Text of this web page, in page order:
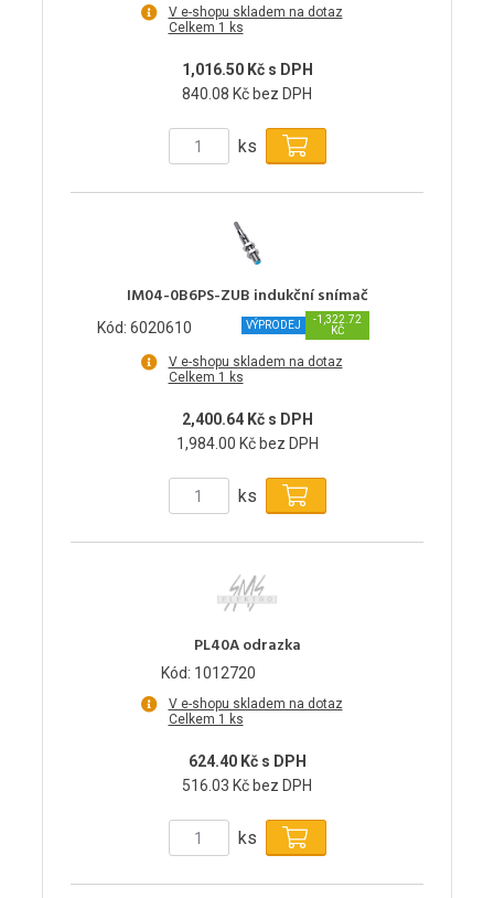
V e-shopu skladem na dotaz
Celkem 1 ks
1,016.50 Kč s DPH
840.08 Kč bez DPH
ks
IM04-0B6PS-ZUB indukční snímač
Kód: 6020610 VÝPRODEJ
-1,322.72
KČ
V e-shopu skladem na dotaz
Celkem 1 ks
2,400.64 Kč s DPH
1,984.00 Kč bez DPH
ks
PL40A odrazka
Kód: 1012720
V e-shopu skladem na dotaz
Celkem 1 ks
624.40 Kč s DPH
516.03 Kč bez DPH
ks